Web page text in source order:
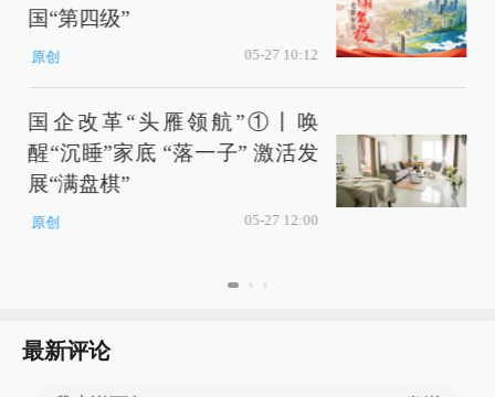
国“第四级”
原创 05-27 10:12
国企改革“头雁领航”①丨唤
醒“沉睡”家底 “落一子” 激活发
展“满盘棋”
原创 05-27 12:00
最新评论